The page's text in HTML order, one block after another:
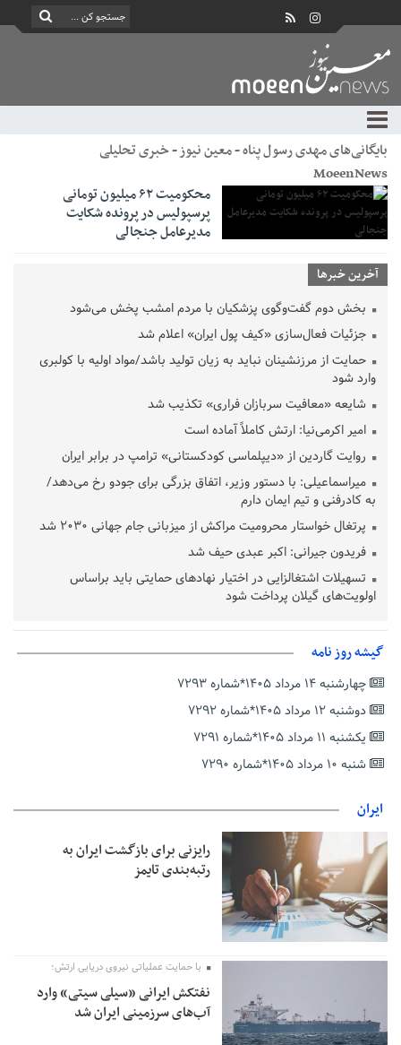
بایگانی‌های مهدی رسول پناه - معین نیوز - خبری تحلیلی
MoeenNews
محکومیت ۶۲ میلیون تومانی
پرسپولیس در پرونده شکایت
مدیرعامل جنجالی
آخرین خبرها
بخش دوم گفت‌وگوی پزشکیان با مردم امشب پخش می‌شود
جزئیات فعال‌سازی «کیف پول ایران» اعلام شد
حمایت از مرزنشینان نباید به زیان تولید باشد/مواد اولیه با کولبری
وارد شود
شایعه «معافیت سربازان فراری» تکذیب شد
امیر اکرمی‌نیا: ارتش کاملاً آماده است
روایت گاردین از «دیپلماسی کودکستانی» ترامپ در برابر ایران
میراسماعیلی: با دستور وزیر، اتفاق بزرگی برای جودو رخ می‌دهد/
به کادرفنی و تیم ایمان دارم
پرتغال خواستار محرومیت مراکش از میزبانی جام جهانی ۲۰۳۰ شد
فریدون جیرانی: اکبر عبدی حیف شد
تسهیلات اشتغالزایی در اختیار نهادهای حمایتی باید براساس
اولویت‌های گیلان پرداخت شود
دفتر رهبر انقلاب: مطالب خارج از مراجع رسمی فاقد سندیت است
بقائی: فضای مذاکرات فنی و سیاسی ایران و عمان درباره تنگه هرمز،
مثبت است
رئیس سازمان جهاد کشاورزی استان: کشاورزان گیلان نسبت به
دریافت یارانه کود اقدام کنند
گیشه روز نامه
چهارشنبه ۱۴ مرداد ۱۴۰۵*شماره ۷۲۹۳
دوشنبه ۱۲ مرداد ۱۴۰۵*شماره ۷۲۹۲
یکشنبه ۱۱ مرداد ۱۴۰۵*شماره ۷۲۹۱
شنبه ۱۰ مرداد ۱۴۰۵*شماره ۷۲۹۰
ایران
رایزنی برای بازگشت ایران به
رتبه‌بندی تایمز
با حمایت عملیاتی نیروی دریایی ارتش؛
نفتکش ایرانی «سیلی سیتی» وارد
آب‌های سرزمینی ایران شد